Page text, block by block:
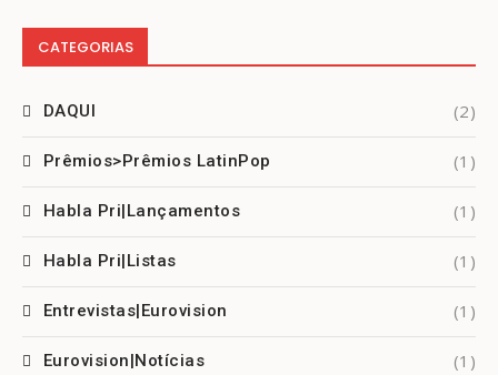
CATEGORIAS
DAQUI (2)
Prêmios>Prêmios LatinPop (1)
Habla Pri|Lançamentos (1)
Habla Pri|Listas (1)
Entrevistas|Eurovision (1)
Eurovision|Notícias (1)